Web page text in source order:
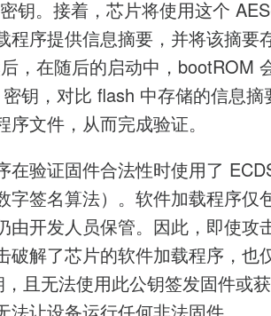
钥。接着，芯片将使用这个
程序提供信息摘要，并将该摘要
，在随后的启动中，bootROM
钥，对比 flash 中存储的信息摘
序文件，从而完成验证。
在验证固件合法性时使用了
字签名算法）。软件加载程序仅
由开发人员保管。因此，即使攻
破解了芯片的软件加载程序，也
，且无法使用此公钥签发固件或